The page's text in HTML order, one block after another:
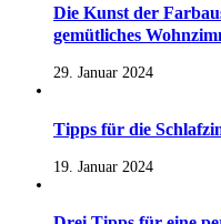
Die Kunst der
gemütliches
29. Januar 2024
Tipps für die
19. Januar 2024